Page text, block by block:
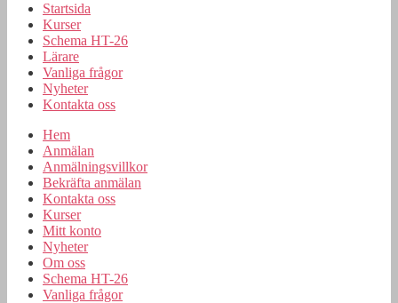
Startsida
Kurser
Schema HT-26
Lärare
Vanliga frågor
Nyheter
Kontakta oss
Hem
Anmälan
Anmälningsvillkor
Bekräfta anmälan
Kontakta oss
Kurser
Mitt konto
Nyheter
Om oss
Schema HT-26
Vanliga frågor